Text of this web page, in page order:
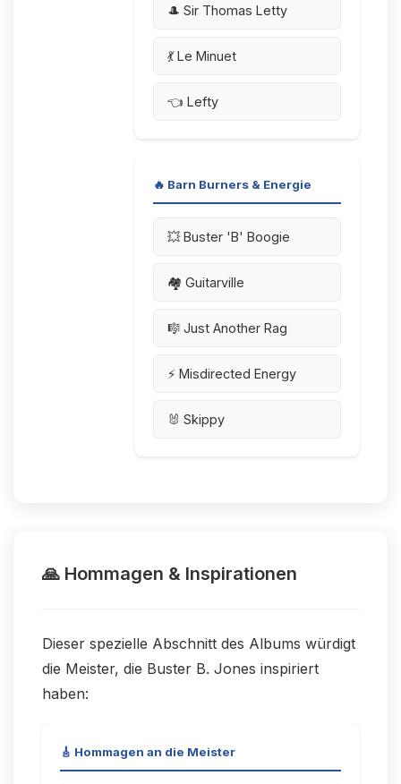
🎩 Sir Thomas Letty
💃 Le Minuet
👈 Lefty
🔥 Barn Burners & Energie
💥 Buster 'B' Boogie
🏘️ Guitarville
🎼 Just Another Rag
⚡ Misdirected Energy
🐰 Skippy
🙏 Hommagen & Inspirationen
Dieser spezielle Abschnitt des Albums würdigt
die Meister, die Buster B. Jones inspiriert
haben:
🎸 Hommagen an die Meister